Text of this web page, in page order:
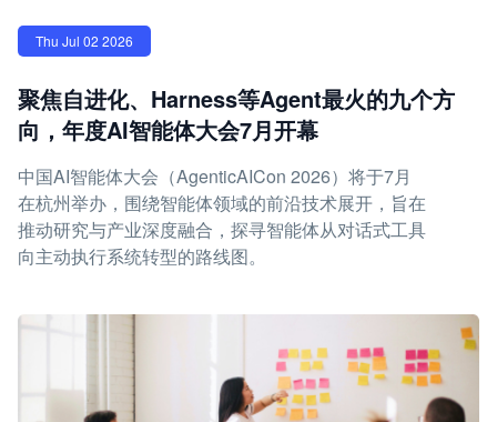
Thu Jul 02 2026
聚焦自进化、Harness等Agent最火的九个方
向，年度AI智能体大会7月开幕
中国AI智能体大会（AgenticAICon 2026）将于7月
在杭州举办，围绕智能体领域的前沿技术展开，旨在
推动研究与产业深度融合，探寻智能体从对话式工具
向主动执行系统转型的路线图。